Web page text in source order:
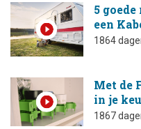
5
een
1864
Met de
in je
1867